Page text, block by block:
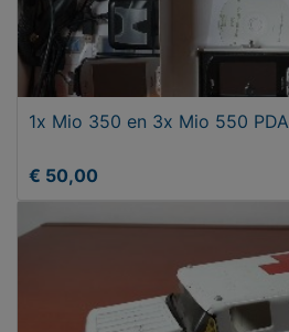
1x Mio 350 en 3x Mio 550 PDA
€ 50,00